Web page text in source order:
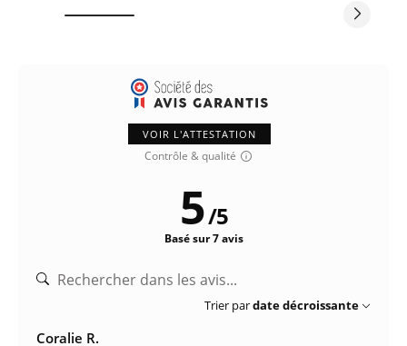
VOIR L'ATTESTATION
Contrôle & qualité
5/5
Basé sur 7 avis
Trier pardate décroissante
Coralie R.